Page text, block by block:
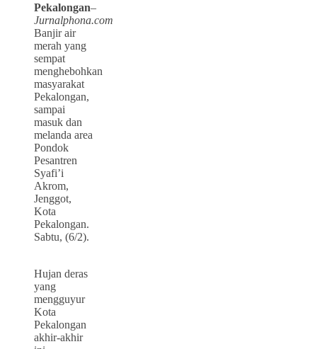
Pekalongan–
Jurnalphona.com
Banjir air
merah yang
sempat
menghebohkan
masyarakat
Pekalongan,
sampai
masuk dan
melanda area
Pondok
Pesantren
Syafi’i
Akrom,
Jenggot,
Kota
Pekalongan.
Sabtu, (6/2).
Hujan deras
yang
mengguyur
Kota
Pekalongan
akhir-akhir